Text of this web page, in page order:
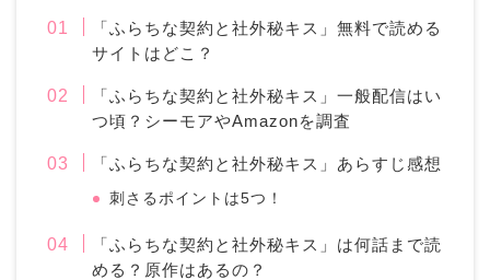
「ふらちな契約と社外秘キス」無料で読める
サイトはどこ？
「ふらちな契約と社外秘キス」一般配信はい
つ頃？シーモアやAmazonを調査
「ふらちな契約と社外秘キス」あらすじ感想
刺さるポイントは5つ！
「ふらちな契約と社外秘キス」は何話まで読
める？原作はあるの？